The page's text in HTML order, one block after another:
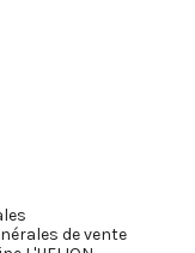
de vente